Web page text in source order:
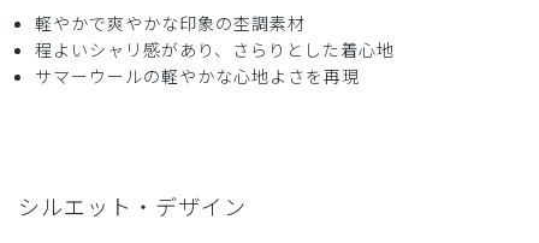
りんりん
着心地が良く、色がシックで素敵です。色違いも購入しまし
た！
役に立った 0
軽やかで爽やかな印象の杢調素材
程よいシャリ感があり、さらりとした着心地
サマーウールの軽やかな心地よさを再現
シルエット・デザイン